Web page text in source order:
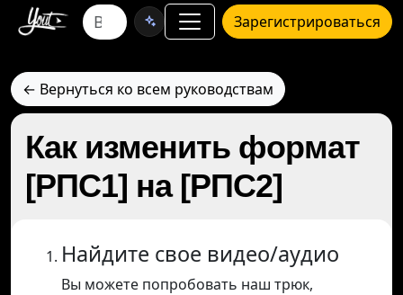
Зарегистрироваться
← Вернуться ко всем руководствам
Как изменить формат
[РПС1] на [РПС2]
Найдите свое видео/аудио
Вы можете попробовать наш трюк,